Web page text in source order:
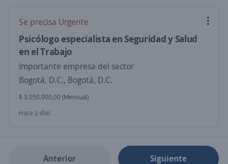
Se precisa Urgente
Psicólogo especialista en Seguridad y Salud
en el Trabajo
Importante empresa del sector
Bogotá, D.C., Bogotá, D.C.
$ 3.050.000,00 (Mensual)
Hace 2 días
Anterior Siguiente